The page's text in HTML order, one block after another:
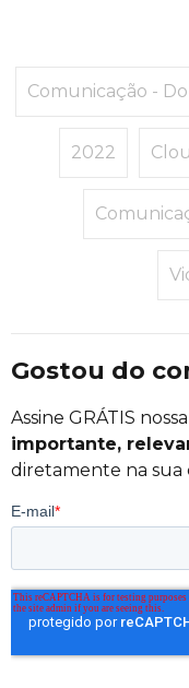
Comunicação -
2022
Gostou do
Assine GRÁTIS
importante,
diretamente na sua